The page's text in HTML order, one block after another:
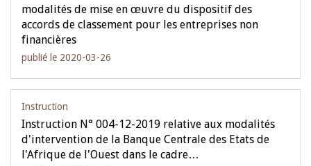
modalités de mise en œuvre du dispositif des
accords de classement pour les entreprises non
financières
publié le 2020-03-26
Instruction
Instruction N° 004-12-2019 relative aux modalités
d'intervention de la Banque Centrale des Etats de
l'Afrique de l'Ouest dans le cadre…